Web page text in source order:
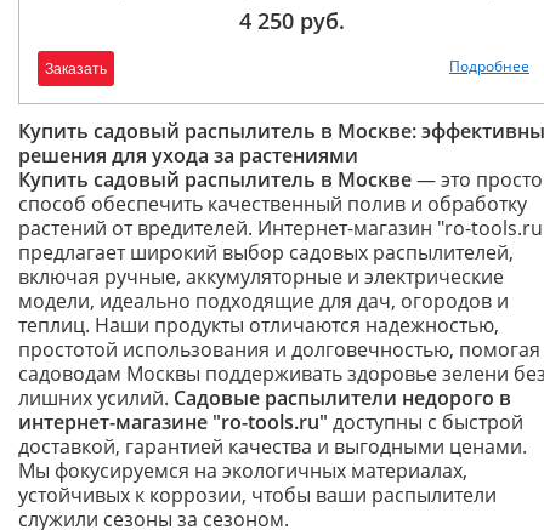
4 250 руб.
Заказать Подробнее
Купить садовый распылитель в Москве:
решения для ухода за растениями
Купить садовый распылитель в Москве— это
способ обеспечить качественный полив и обработку
растений от вредителей. Интернет-магазин "ro-
предлагает широкий выбор садовых распылителей,
включая ручные, аккумуляторные и электрические
модели, идеально подходящие для дач, огородов и
теплиц. Наши продукты отличаются надежностью,
простотой использования и долговечностью, помогая
садоводам Москвы поддерживать здоровье зелени
лишних усилий. Садовые распылители недорого в
интернет-магазине "ro-tools.ru" доступны с быстрой
доставкой, гарантией качества и выгодными ценами.
Мы фокусируемся на экологичных материалах,
устойчивых к коррозии, чтобы ваши распылители
служили сезоны за сезоном.